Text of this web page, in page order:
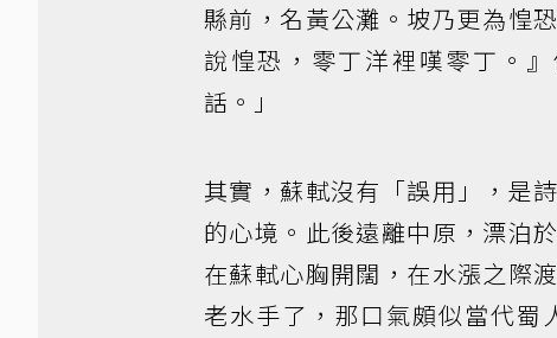
縣前，名黃公灘。坡乃更為惶
說惶恐，零丁洋裡嘆零丁。
話。」
其實，蘇軾沒有「誤用」，是
的心境。此後遠離中原，漂泊
在蘇軾心胸開闊，在水漲之際
老水手了，那口氣頗似當代